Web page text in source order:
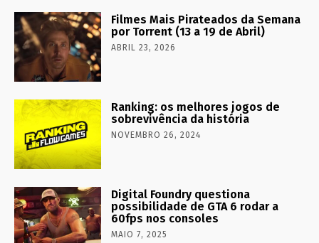
Filmes Mais Pirateados da Semana
por Torrent (13 a 19 de Abril)
ABRIL 23, 2026
Ranking: os melhores jogos de
sobrevivência da história
NOVEMBRO 26, 2024
Digital Foundry questiona
possibilidade de GTA 6 rodar a
60fps nos consoles
MAIO 7, 2025